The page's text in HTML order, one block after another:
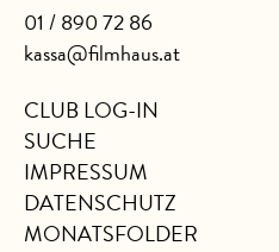
01 / 890 72 86
kassa@filmhaus.at
CLUB LOG-IN
SUCHE
IMPRESSUM
DATENSCHUTZ
MONATSFOLDER